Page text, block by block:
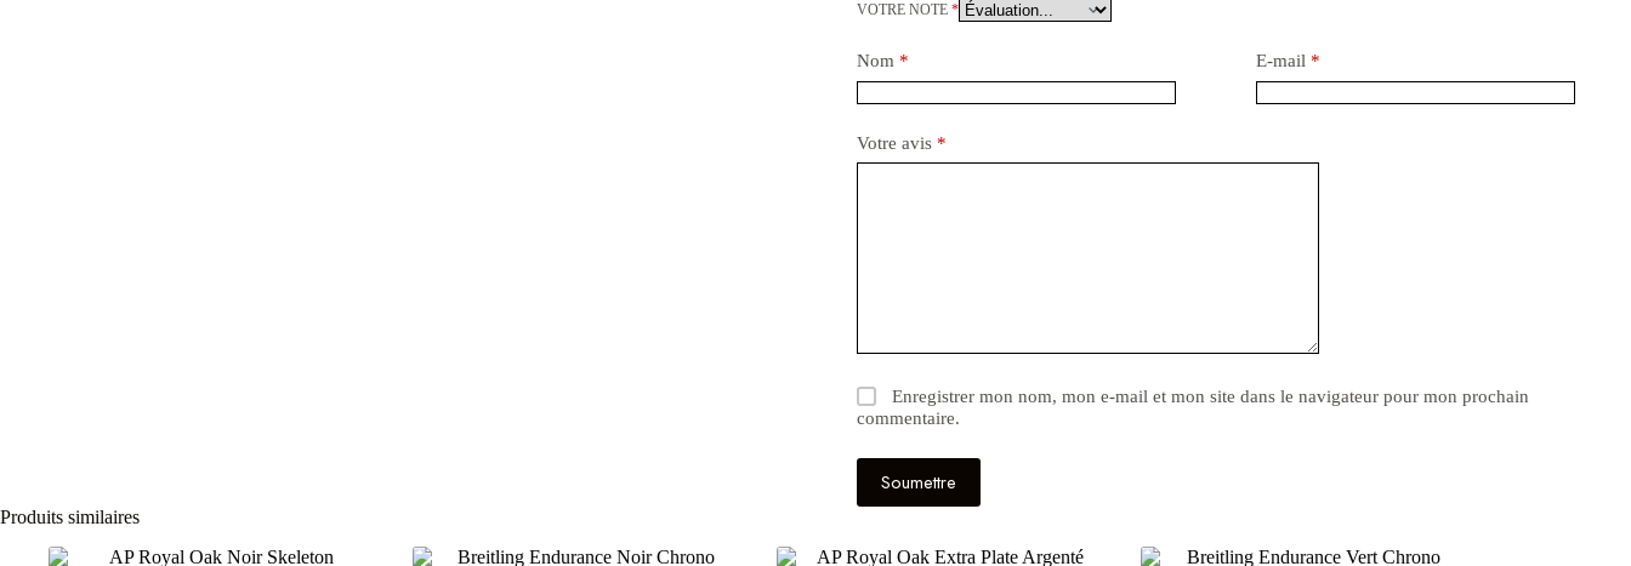
VOTRE NOTE *
Nom * E-mail *
Votre avis *
Enregistrer mon nom, mon e-mail et mon site dans le navigateur pour mon prochain
commentaire.
Soumettre
Produits similaires